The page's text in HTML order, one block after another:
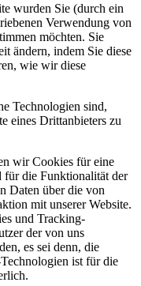
wurden Sie (durch ein
Verwendung von
möchten. Sie
ändern, indem Sie diese
wie wir diese
Technologien sind,
eines Drittanbieters zu
wir Cookies für eine
die Funktionalität der
Daten über die von
mit unserer Website.
und Tracking-
der von uns
es sei denn, die
ist für die